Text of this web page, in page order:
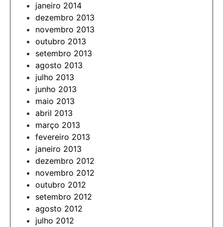
janeiro 2014
dezembro 2013
novembro 2013
outubro 2013
setembro 2013
agosto 2013
julho 2013
junho 2013
maio 2013
abril 2013
março 2013
fevereiro 2013
janeiro 2013
dezembro 2012
novembro 2012
outubro 2012
setembro 2012
agosto 2012
julho 2012